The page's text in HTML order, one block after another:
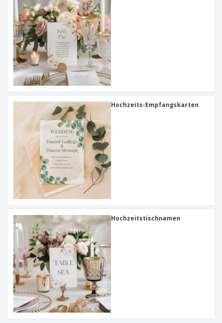
Hochzeits-Empfangskarten
Hochzeitstischnamen